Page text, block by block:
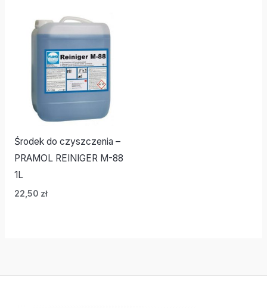
Środek do czyszczenia –
PRAMOL REINIGER M-88
1L
22,50 zł